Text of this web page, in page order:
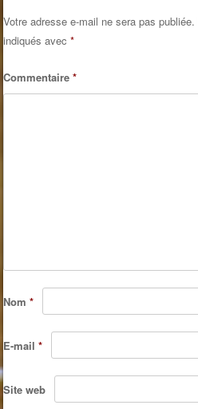
Votre adresse e-mail ne sera pas publiée.
indiqués avec*
Commentaire*
Nom*
E-mail*
Site web